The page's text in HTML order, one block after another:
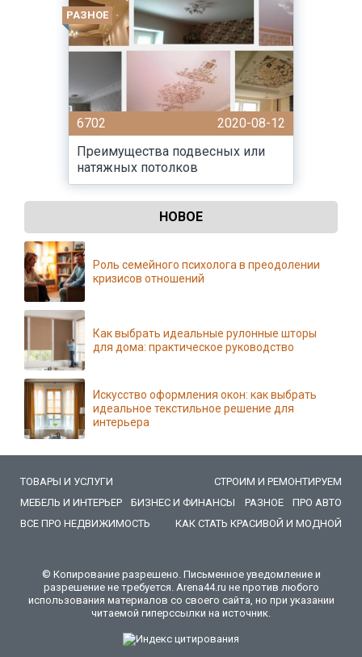
РАЗНОЕ
6702
2020-08-12
Преимущества подвесных или
натяжных потолков
НОВОЕ
Роль семейного психолога в преодолении
кризисов отношений
Как выбрать идеальные рулонные шторы
для дома: практическое руководство
Искусство оформления окон: как выбрать
идеальное текстильное решение для
интерьера
ТОВАРЫ И УСЛУГИ
СТРОИМ И РЕМОНТИРУЕМ
МЕБЕЛЬ И ИНТЕРЬЕР
БИЗНЕС И ФИНАНСЫ РАЗНОЕ
ПРО АВТО
ВСЕ ПРО НЕДВИЖИМОСТЬ
КАК СТАТЬ КРАСИВОЙ И МОДНОЙ
© Копирование разрешено. Письменное уведомление и
разрешение не требуется. Arena44.ru не против любого
использования материалов со своего сайта, но при указании
читаемой гиперссылки на источник.